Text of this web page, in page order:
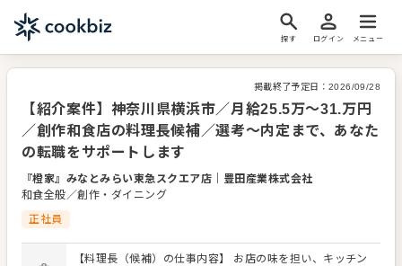
探す ログイン メニュー
掲載終了予定日： 2026/09/28
【紹介案件】神奈川県横浜市／月給25.5万～31.万円
／創作和食店の料理長候補／選考～内定まで、あなた
の転職をサポートします
『橙家』みなとみらい東急スクエア店
豊田産業株式会社
和食全般／創作・ダイニング
正社員
【料理長（候補）の仕事内容】 お店の味を担い、キッチン